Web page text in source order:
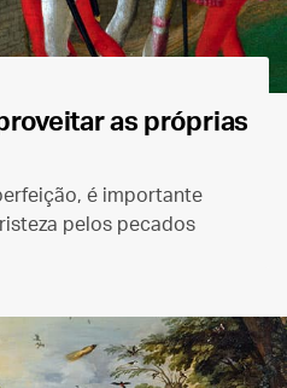
as próprias
é importante
pelos pecados